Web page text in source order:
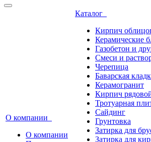
О компании
О компании
Каталог
Кирпич
Керамические
Газобетон и
Смеси и
Черепица
Баварская
Керамогранит
Кирпич
Тротуарная
Сайдинг
Грунтовка
Затирка для
Затирка для